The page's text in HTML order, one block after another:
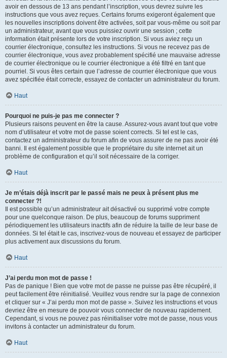
avoir en dessous de 13 ans pendant l’inscription, vous devrez suivre les
instructions que vous avez reçues. Certains forums exigeront également que
les nouvelles inscriptions doivent être activées, soit par vous-même ou soit par
un administrateur, avant que vous puissiez ouvrir une session ; cette
information était présente lors de votre inscription. Si vous aviez reçu un
courrier électronique, consultez les instructions. Si vous ne recevez pas de
courrier électronique, vous avez probablement spécifié une mauvaise adresse
de courrier électronique ou le courrier électronique a été filtré en tant que
pourriel. Si vous êtes certain que l’adresse de courrier électronique que vous
avez spécifiée était correcte, essayez de contacter un administrateur du forum.
Haut
Pourquoi ne puis-je pas me connecter ?
Plusieurs raisons peuvent en être la cause. Assurez-vous avant tout que votre
nom d’utilisateur et votre mot de passe soient corrects. Si tel est le cas,
contactez un administrateur du forum afin de vous assurer de ne pas avoir été
banni. Il est également possible que le propriétaire du site internet ait un
problème de configuration et qu’il soit nécessaire de la corriger.
Haut
Je m’étais déjà inscrit par le passé mais ne peux à présent plus me
connecter ?!
Il est possible qu’un administrateur ait désactivé ou supprimé votre compte
pour une quelconque raison. De plus, beaucoup de forums suppriment
périodiquement les utilisateurs inactifs afin de réduire la taille de leur base de
données. Si tel était le cas, inscrivez-vous de nouveau et essayez de participer
plus activement aux discussions du forum.
Haut
J’ai perdu mon mot de passe !
Pas de panique ! Bien que votre mot de passe ne puisse pas être récupéré, il
peut facilement être réinitialisé. Veuillez vous rendre sur la page de connexion
et cliquer sur « J’ai perdu mon mot de passe ». Suivez les instructions et vous
devriez être en mesure de pouvoir vous connecter de nouveau rapidement.
Cependant, si vous ne pouvez pas réinitialiser votre mot de passe, nous vous
invitons à contacter un administrateur du forum.
Haut